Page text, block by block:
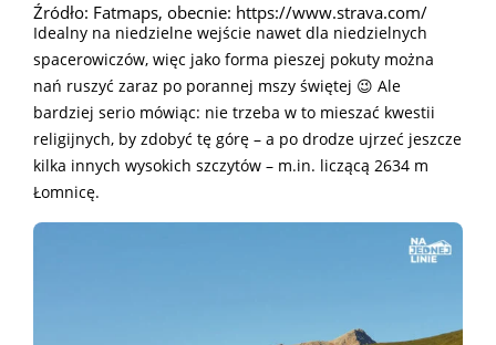
Źródło: Fatmaps, obecnie: https://www.strava.com/
Idealny na niedzielne wejście nawet dla niedzielnych
spacerowiczów, więc jako forma pieszej pokuty można
nań ruszyć zaraz po porannej mszy świętej 😉 Ale
bardziej serio mówiąc: nie trzeba w to mieszać kwestii
religijnych, by zdobyć tę górę – a po drodze ujrzeć jeszcze
kilka innych wysokich szczytów – m.in. liczącą 2634 m
Łomnicę.